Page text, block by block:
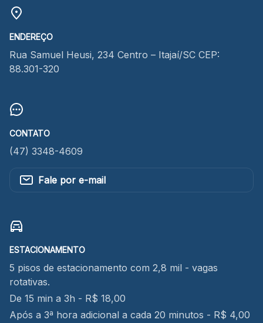
ENDEREÇO
Rua Samuel Heusi, 234 Centro – Itajaí/SC CEP:
88.301-320
CONTATO
(47) 3348-4609
Fale por e-mail
ESTACIONAMENTO
5 pisos de estacionamento com 2,8 mil - vagas
rotativas.
De 15 min a 3h - R$ 18,00
Após a 3ª hora adicional a cada 20 minutos - R$ 4,00